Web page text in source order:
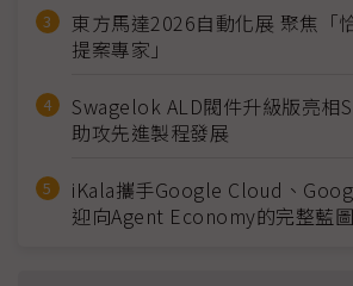
東方馬達2026自動化展 聚焦「
提案專家」
Swagelok ALD閥件升級版亮相
助攻先進製程發展
iKala攜手Google Cloud、
迎向Agent Economy的完整藍圖